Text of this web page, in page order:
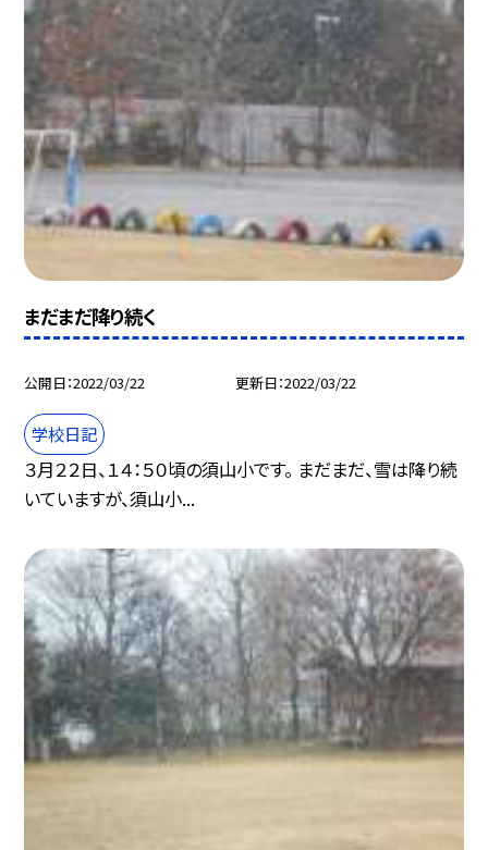
まだまだ降り続く
公開日 2022/03/22 更新日 2022/03/22
学校日記
３月２２日、１４：５０頃の須山小です。 まだまだ、雪は降り続
いていますが、須山小...